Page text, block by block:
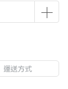
運送方式